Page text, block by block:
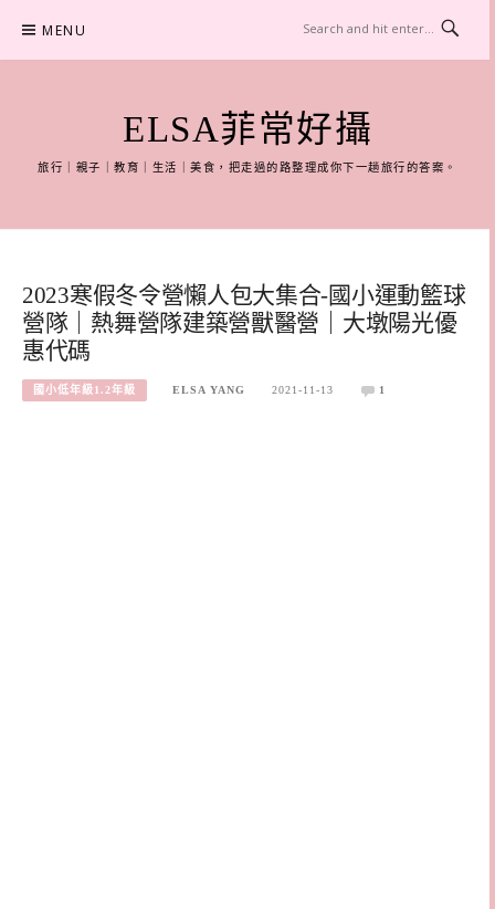
content
MENU
ELSA菲常好攝
旅行｜親子｜教育｜生活｜美食，把走過的路整理成你下一趟旅行的答案。
2023寒假冬令營懶人包大集合-國小運動籃球
營隊｜熱舞營隊建築營獸醫營｜大墩陽光優
惠代碼
國小低年級1.2年級 ELSA YANG 2021-11-13 1